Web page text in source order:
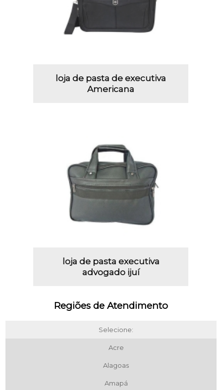
loja de pasta de executiva
Americana
loja de pasta executiva
advogado ijuí
Regiões de Atendimento
Selecione:
Acre
Alagoas
Amapá